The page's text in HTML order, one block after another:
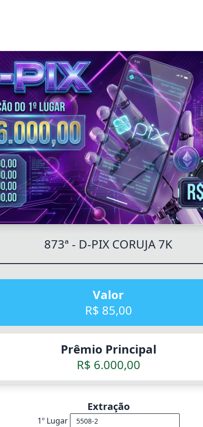
873ª - D-PIX CORUJA 7K
Valor
R$ 85,00
Prêmio Principal
R$ 6.000,00
Extração
1º Lugar
Cotas indisponíveis!
Essas cotas não estão disponíveís!
Verifique quais estão disponíveis ou se o sorteio não acabou.
Fechar